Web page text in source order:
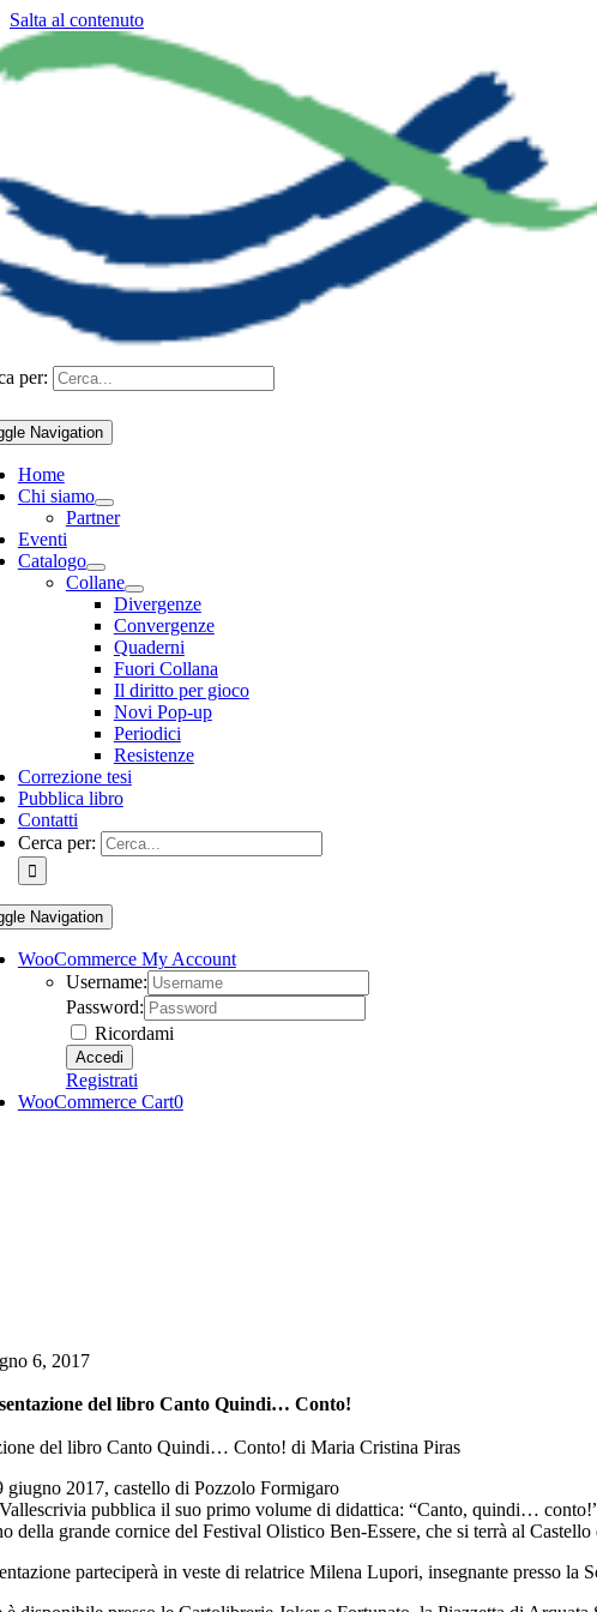
Salta al contenuto
per:
Navigation
Home
Chi siamo
Partner
Eventi
Catalogo
Collane
Divergenze
Convergenze
Quaderni
Fuori Collana
Il diritto per gioco
Novi Pop-up
Periodici
Resistenze
Correzione tesi
Pubblica libro
Contatti
Cerca per:
Navigation
WooCommerce My Account
Username:
Password:
Ricordami
Registrati
WooCommerce Cart0
6, 2017
del libro Canto Quindi… Conto!
del libro Canto Quindi… Conto! di Maria Cristina Piras
giugno 2017, castello di Pozzolo Formigaro
pubblica il suo primo volume di didattica: “Canto, quindi…
della grande cornice del Festival Olistico Ben-Essere, che si terrà al
parteciperà in veste di relatrice Milena Lupori, insegnante presso la